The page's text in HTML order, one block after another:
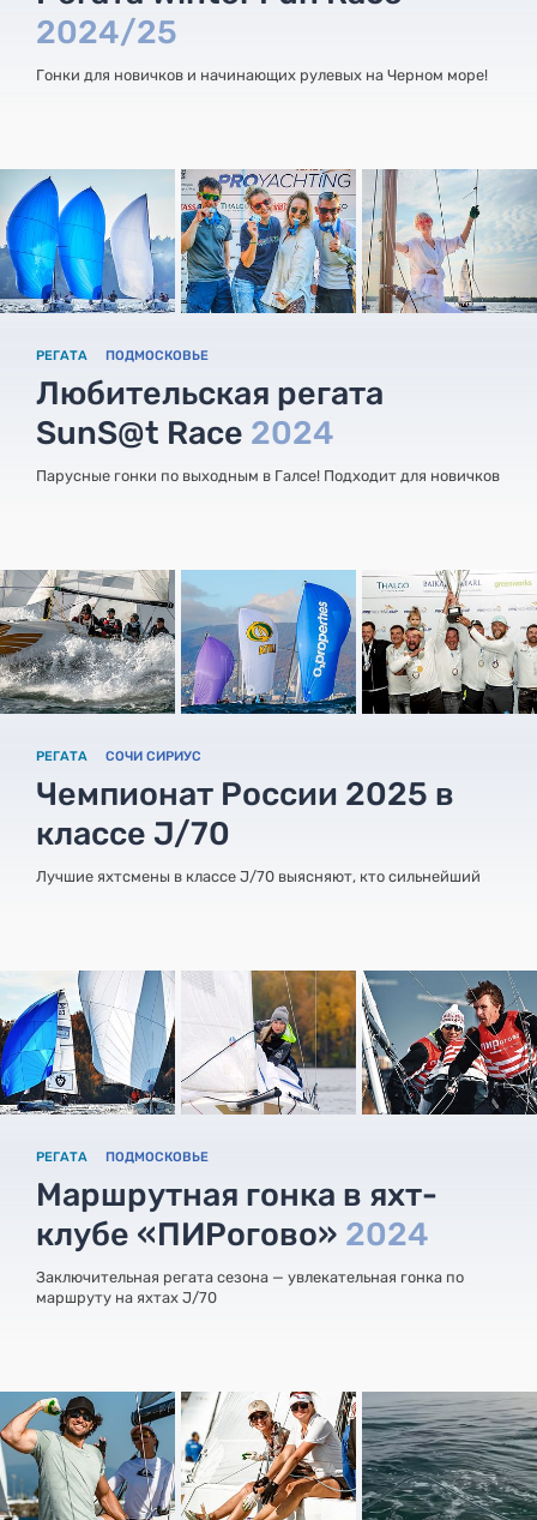
2024/25
Гонки для новичков и начинающих рулевых на Черном море!
РЕГАТА ПОДМОСКОВЬЕ
Любительская регата
SunS@t Race 2024
Парусные гонки по выходным в Галсе! Подходит для новичков
РЕГАТА СОЧИ СИРИУС
Чемпионат России 2025 в
классе J/70
Лучшие яхтсмены в классе J/70 выясняют, кто сильнейший
РЕГАТА ПОДМОСКОВЬЕ
Маршрутная гонка в яхт-
клубе «ПИРогово» 2024
Заключительная регата сезона — увлекательная гонка по
маршруту на яхтах J/70